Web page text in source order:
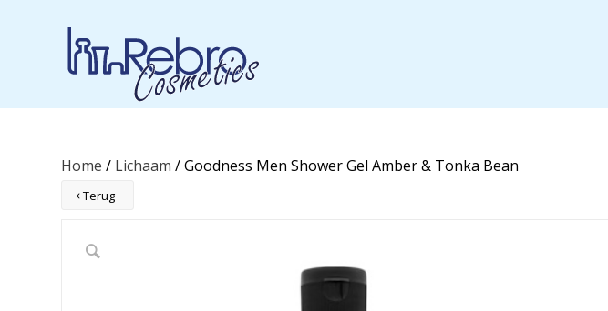
Home / Lichaam / Goodness Men Shower Gel Amber & Tonka Bean
Terug